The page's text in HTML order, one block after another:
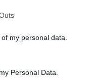
my personal data.
Personal Data.
volvió a la titularidad
1 que dispuso Machín
contuvo bien a Sergi